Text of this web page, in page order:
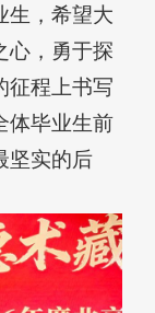
生，希望大
心，勇于探
征程上书写
体毕业生前
坚实的后